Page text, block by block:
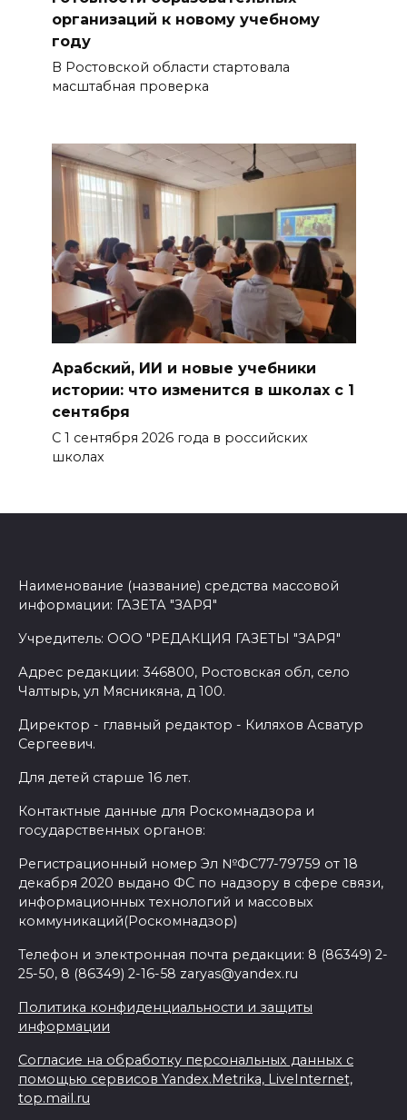
организаций к новому учебному
году
В Ростовской области стартовала
масштабная проверка
Арабский, ИИ и новые учебники
истории: что изменится в школах с 1
сентября
С 1 сентября 2026 года в российских
школах
Наименование (название) средства массовой
информации: ГАЗЕТА "ЗАРЯ"
Учредитель: ООО "РЕДАКЦИЯ ГАЗЕТЫ "ЗАРЯ"
Адрес редакции: 346800, Ростовская обл, село
Чалтырь, ул Мясникяна, д 100.
Директор - главный редактор - Киляхов Асватур
Сергеевич.
Для детей старше 16 лет.
Контактные данные для Роскомнадзора и
государственных органов:
Регистрационный номер Эл №ФС77-79759 от 18
декабря 2020 выдано ФС по надзору в сфере связи,
информационных технологий и массовых
коммуникаций(Роскомнадзор)
Телефон и электронная почта редакции: 8 (86349) 2-
25-50, 8 (86349) 2-16-58 zaryas@yandex.ru
Политика конфиденциальности и защиты
информации
Согласие на обработку персональных данных с
помощью сервисов Yandex.Metrika, LiveInternet,
top.mail.ru